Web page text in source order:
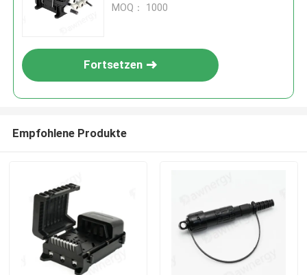
Stangmontage
MOQ： 1000
Fortsetzen
Empfohlene Produkte